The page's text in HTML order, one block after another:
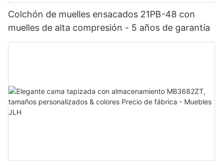
Colchón de muelles ensacados 21PB-48 con
muelles de alta compresión - 5 años de garantía